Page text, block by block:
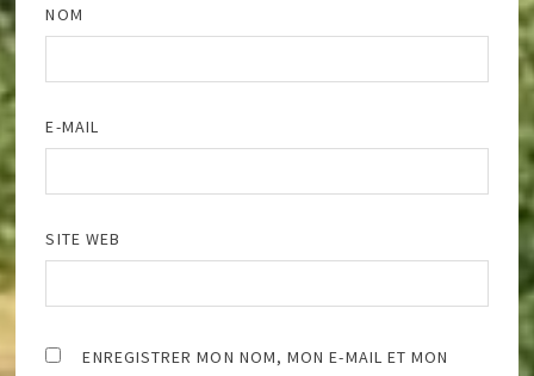
NOM
E-MAIL
SITE WEB
ENREGISTRER MON NOM, MON E-MAIL ET MON